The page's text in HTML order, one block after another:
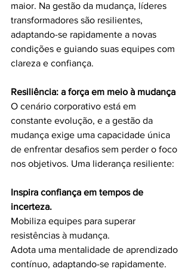
maior. Na gestão da mudança, líderes
transformadores são resilientes,
adaptando-se rapidamente a novas
condições e guiando suas equipes com
clareza e confiança.
Resiliência: a força em meio à mudança
O cenário corporativo está em
constante evolução, e a gestão da
mudança exige uma capacidade única
de enfrentar desafios sem perder o foco
nos objetivos. Uma liderança resiliente:
Inspira confiança em tempos de
incerteza.
Mobiliza equipes para superar
resistências à mudança.
Adota uma mentalidade de aprendizado
contínuo, adaptando-se rapidamente.